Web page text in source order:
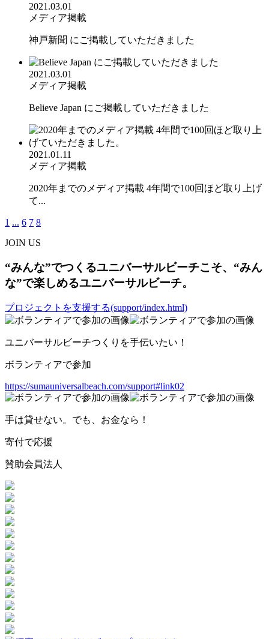
2021.03.01
メディア掲載
神戸新聞 にご掲載していただきました
2021.03.01
メディア掲載
Believe Japan にご掲載していただきました
2021.01.11
メディア掲載
2020年までのメディア掲載 4年間で100回ほど取り上げ
て...
1 ... 6 7 8
JOIN US
“みんな”でつくるユニバーサルビーチこそ、“みん
な”で楽しめるユニバーサルビーチ。
プロジェクトを支援する(support/index.html)
ユニバーサルビーチつくりを手伝いたい！
ボランティアで参加
https://sumauniversalbeach.com/support#link02
手は貸せない。でも、お金なら！
寄付で応援
賛助会員法人